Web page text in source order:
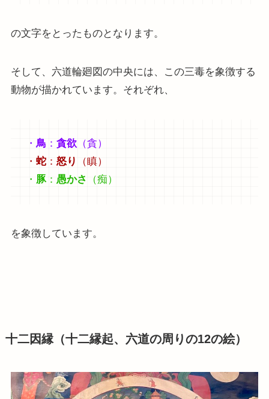
の文字をとったものとなります。
そして、六道輪廻図の中央には、この三毒を象徴する
動物が描かれています。それぞれ、
・鳥 ：貪欲 （貪）
・蛇 ：怒り
（瞋）
・ 豚：愚かさ （痴）
を象徴しています。
十二因縁（十二縁起、六道の周りの12の絵）